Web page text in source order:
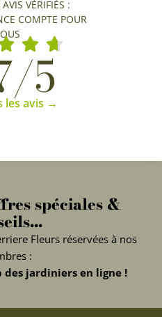
VÉRIFIÉS :
COMPTE POUR
5
les avis →
spéciales &
Fleurs réservées à nos
:
des jardiniers en ligne !